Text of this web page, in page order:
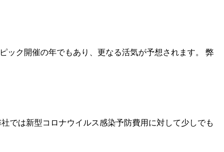
ック開催の年でもあり、更なる活気が予想されます。 弊
では新型コロナウイルス感染予防費用に対して少しでも